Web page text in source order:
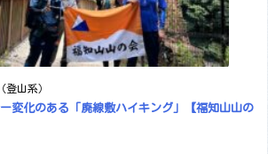
登山系）
変化のある「廃線敷ハイキング」【福知山山の